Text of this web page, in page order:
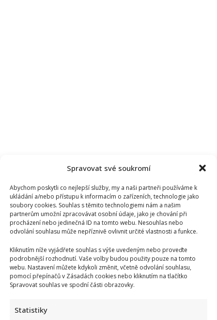
Spravovat své soukromí
Abychom poskytli co nejlepší služby, my a naši partneři používáme k
ukládání a/nebo přístupu k informacím o zařízeních, technologie jako
soubory cookies. Souhlas s těmito technologiemi nám a našim
partnerům umožní zpracovávat osobní údaje, jako je chování při
procházení nebo jedinečná ID na tomto webu. Nesouhlas nebo
odvolání souhlasu může nepříznivě ovlivnit určité vlastnosti a funkce.
Kliknutím níže vyjádřete souhlas s výše uvedeným nebo proveďte
podrobnější rozhodnutí. Vaše volby budou použity pouze na tomto
webu. Nastavení můžete kdykoli změnit, včetně odvolání souhlasu,
pomocí přepínačů v Zásadách cookies nebo kliknutím na tlačítko
Spravovat souhlas ve spodní části obrazovky.
Statistiky
Vědomostní kvíz pro fanoušky AZ-kvízu: Je čas zjistit, kdo
by se dostal k bankomatu pomocí 10 otázek